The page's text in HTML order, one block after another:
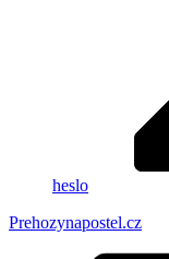
heslo
Prehozynapostel.cz